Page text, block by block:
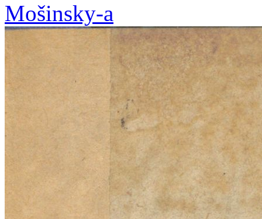
Mošinsky-a